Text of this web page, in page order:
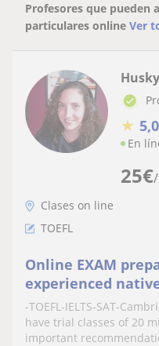
Profesores que pueden
particulares online Ver
25€
★ 5,0
En
Clases on line
TOEFL
Online EXAM
experienced
certified by
-TOEFL-IELTS-SAT-
have trial classes of 20
important